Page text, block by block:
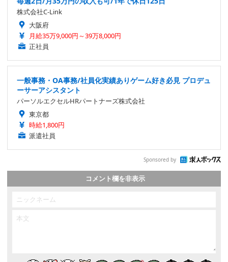
株式会社C-Link
大阪府
月給35万9,000円～39万8,000円
正社員
一般事務・OA事務/社員化実績ありゲーム好き必見 プロデュ
ーサーアシスタント
パーソルエクセルHRパートナーズ株式会社
東京都
時給1,800円
派遣社員
Sponsored by
コメント欄を非表示